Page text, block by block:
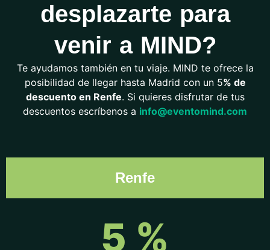
desplazarte para
venir a MIND?
Te ayudamos también en tu viaje. MIND te ofrece la
posibilidad de llegar hasta Madrid con un 5% de
descuento en Renfe. Si quieres disfrutar de tus
descuentos escríbenos a info@eventomind.com
Renfe
5 %